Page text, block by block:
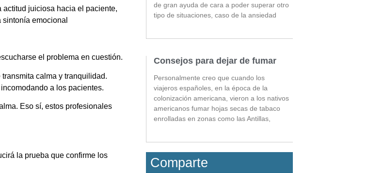
actitud juiciosa hacia el paciente,
emocional
el problema en cuestión.
calma y tranquilidad.
a los pacientes.
Eso sí, estos profesionales
la prueba que confirme los
de gran ayuda de cara a poder superar otro
tipo de situaciones, caso de la ansiedad
Consejos para dejar de fumar
Personalmente creo que cuando los
viajeros españoles, en la época de la
colonización americana, vieron a los nativos
americanos fumar hojas secas de tabaco
enrolladas en zonas como las Antillas,
Comparte